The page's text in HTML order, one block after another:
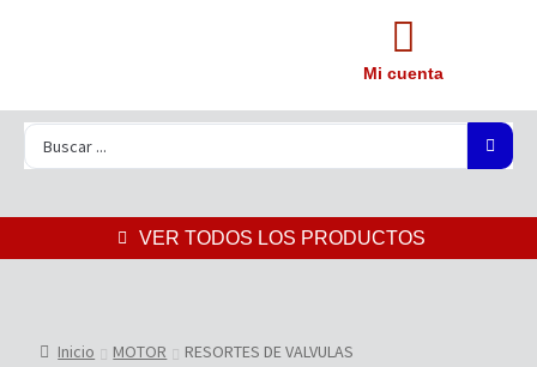
Mi cuenta
VER TODOS LOS PRODUCTOS
Inicio MOTOR RESORTES DE VALVULAS